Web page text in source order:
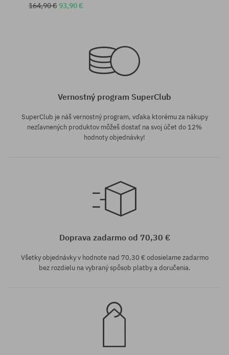
41
164,90 €93,90 €
Vernostný program SuperClub
SuperClub je náš vernostný program, vďaka ktorému za nákupy
nezľavnených produktov môžeš dostať na svoj účet do 12%
hodnoty objednávky!
Doprava zadarmo od 70,30 €
Všetky objednávky v hodnote nad 70,30 € odosielame zadarmo
bez rozdielu na vybraný spôsob platby a doručenia.